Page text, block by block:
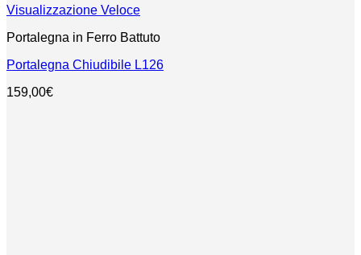
Visualizzazione Veloce
Portalegna in Ferro Battuto
Portalegna Chiudibile L126
159,00€